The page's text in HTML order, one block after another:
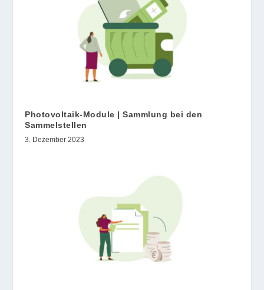
Photovoltaik-Module | Sammlung bei den
Sammelstellen
3. Dezember 2023